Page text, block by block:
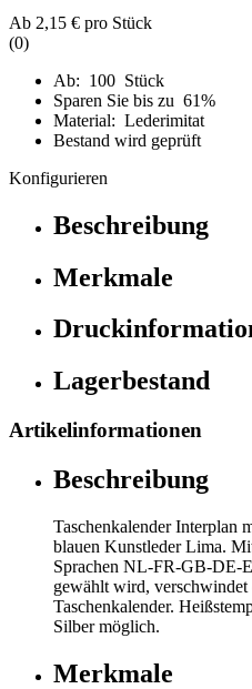
Ab 2,15 € pro Stück
(0)
Ab: 100 Stück
Sparen Sie bis zu 61%
Material: Lederimitat
Bestand wird geprüft
Konfigurieren
Beschreibung
Merkmale
Lagerbestand
Artikelinformationen
Beschreibung
Taschenkalender Interplan
blauen Kunstleder Lima.
Sprachen NL-FR-GB-DE-
gewählt wird,
Taschenkalender.
Silber möglich.
Merkmale